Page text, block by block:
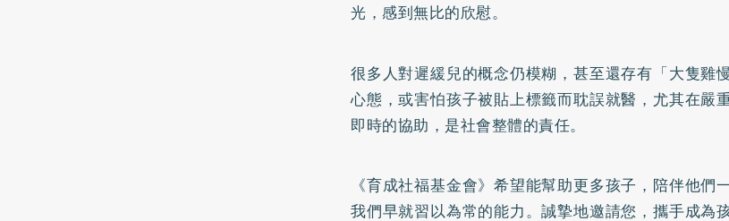
光，感到無比的欣慰。
很多人對遲緩兒的概念仍模糊，甚至還存有「大隻雞
心態，或害怕孩子被貼上標籤而耽誤就醫，尤其在嚴
即時的協助，是社會整體的責任。
《育成社福基金會》希望能幫助更多孩子，陪伴他們
我們早就習以為常的能力。誠摯地邀請您，攜手成為